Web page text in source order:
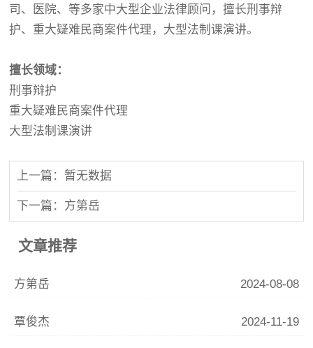
司、医院、等多家中大型企业法律顾问，擅长刑事辩
护、重大疑难民商案件代理，大型法制课演讲。
擅长领域：
刑事辩护
重大疑难民商案件代理
大型法制课演讲
上一篇：暂无数据
下一篇：方第岳
文章推荐
方第岳 2024-08-08
覃俊杰 2024-11-19